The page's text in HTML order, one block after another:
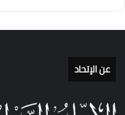
عن الإتحاد